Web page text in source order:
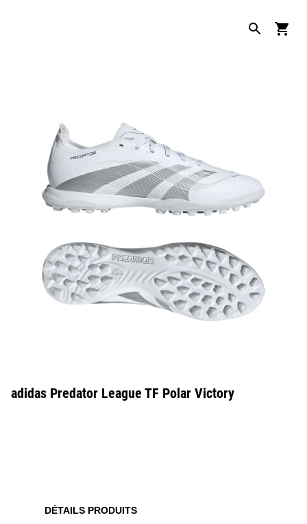
adidas Predator League TF Polar Victory
DÉTAILS PRODUITS